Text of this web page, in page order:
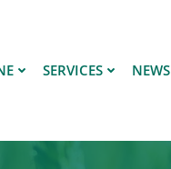
SERVICES NEWS